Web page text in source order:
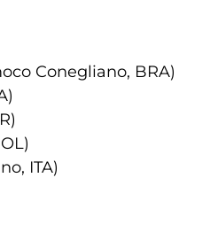
Conegliano, BRA)
ITA)